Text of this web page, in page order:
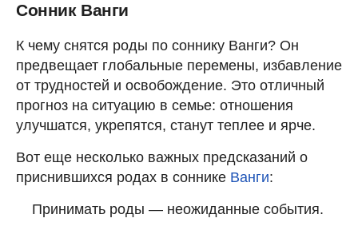
Сонник Ванги
К чему снятся роды по соннику Ванги? Он
предвещает глобальные перемены, избавление
от трудностей и освобождение. Это отличный
прогноз на ситуацию в семье: отношения
улучшатся, укрепятся, станут теплее и ярче.
Вот еще несколько важных предсказаний о
приснившихся родах в соннике Ванги:
Принимать роды — неожиданные события.